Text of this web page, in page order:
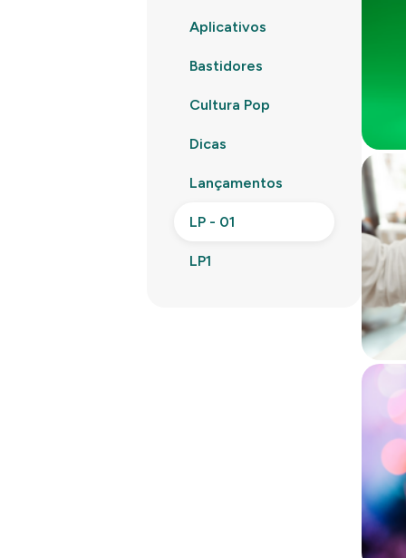
Aplicativos
Bastidores
Cultura Pop
Dicas
Lançamentos
LP - 01
LP1